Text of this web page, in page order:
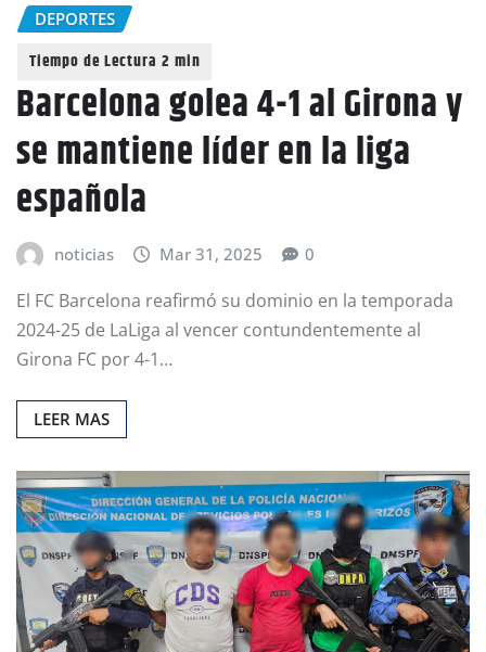
DEPORTES
Barcelona golea 4-1 al Girona y
se mantiene líder en la liga
española
noticias Mar 31, 2025 0
El FC Barcelona reafirmó su dominio en la temporada
2024-25 de LaLiga al vencer contundentemente al
Girona FC por 4-1…
LEER MAS